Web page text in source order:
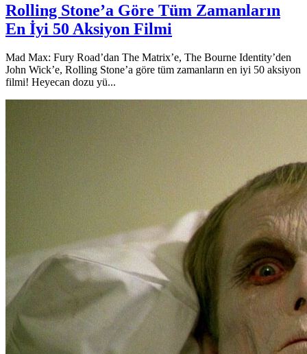
Rolling Stone’a Göre Tüm Zamanların
En İyi 50 Aksiyon Filmi
Mad Max: Fury Road’dan The Matrix’e, The Bourne Identity’den
John Wick’e, Rolling Stone’a göre tüm zamanların en iyi 50 aksiyon
filmi! Heyecan dozu yü...